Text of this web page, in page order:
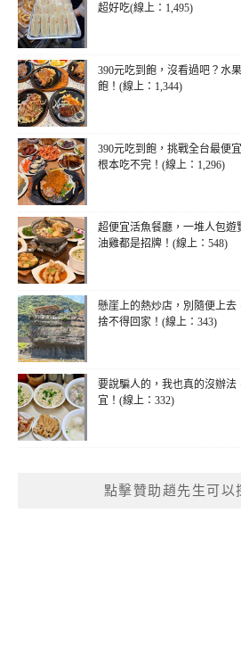
超好吃(線上：1,495)
390元吃到飽，沒看過吧？水
飽！(線上：1,344)
390元吃到飽，挑戰全台最便
根本吃不完！(線上：1,296)
超便宜活魚餐廳，一堆人包
油雞都是招牌！(線上：548)
懸崖上的熱炒店，別隨便上去
捨不得回家！(線上：343)
要說騙人的，我也真的沒辦
宜！(線上：332)
點擊贊助趙先生可以